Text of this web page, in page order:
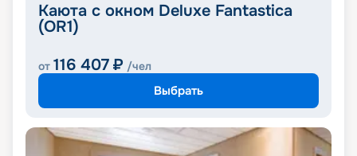
Каюта с окном Deluxe Fantastica
(OR1)
от 116 407 ₽ /чел
Выбрать